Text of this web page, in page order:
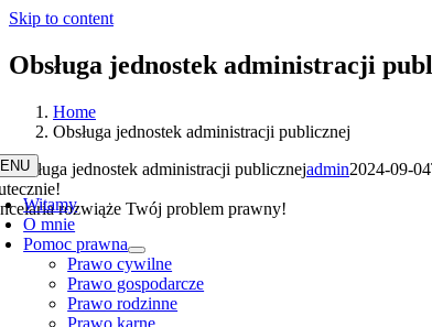
Skip to content
Witamy
O mnie
Pomoc prawna
Prawo cywilne
Prawo gospodarcze
Prawo rodzinne
Prawo karne
Obsługa jednostek administracji
Home
Obsługa jednostek administracji publicznej
Obsługa jednostek administracji publicznejadmin2024-09-
rozwiąże Twój problem prawny!